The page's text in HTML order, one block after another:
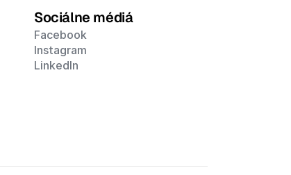
Sociálne médiá
Facebook
Instagram
LinkedIn